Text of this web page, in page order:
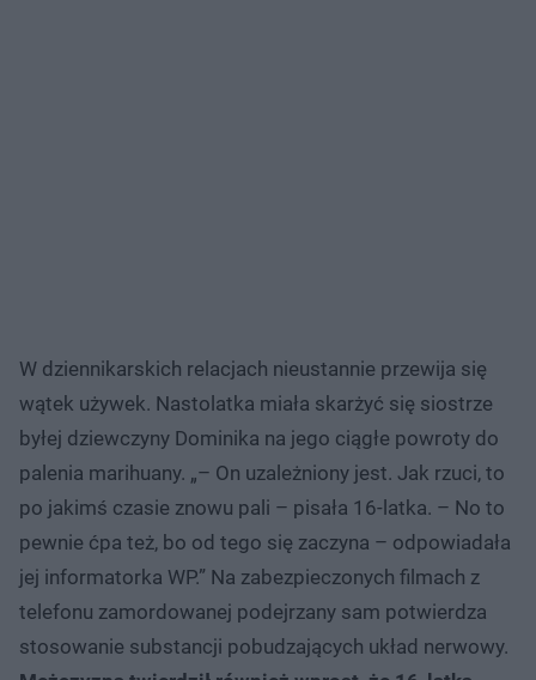
W dziennikarskich relacjach nieustannie przewija się
wątek używek. Nastolatka miała skarżyć się siostrze
byłej dziewczyny Dominika na jego ciągłe powroty do
palenia marihuany. „– On uzależniony jest. Jak rzuci, to
po jakimś czasie znowu pali – pisała 16-latka. – No to
pewnie ćpa też, bo od tego się zaczyna – odpowiadała
jej informatorka WP.” Na zabezpieczonych filmach z
telefonu zamordowanej podejrzany sam potwierdza
stosowanie substancji pobudzających układ nerwowy.